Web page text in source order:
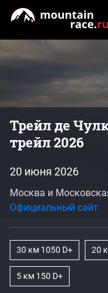
Трейл де
трейл 2026
20 июня 2026
Москва и
Официальный сайт
30 км 1050 D+ 20
5 км 150 D+